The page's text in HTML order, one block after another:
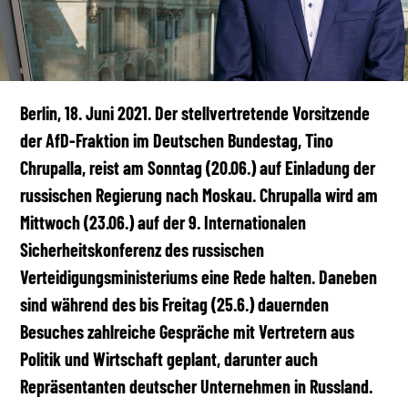
Berlin, 18. Juni 2021. Der stellvertretende Vorsitzende
der AfD-Fraktion im Deutschen Bundestag, Tino
Chrupalla, reist am Sonntag (20.06.) auf Einladung der
russischen Regierung nach Moskau. Chrupalla wird am
Mittwoch (23.06.) auf der 9. Internationalen
Sicherheitskonferenz des russischen
Verteidigungsministeriums eine Rede halten. Daneben
sind während des bis Freitag (25.6.) dauernden
Besuches zahlreiche Gespräche mit Vertretern aus
Politik und Wirtschaft geplant, darunter auch
Repräsentanten deutscher Unternehmen in Russland.